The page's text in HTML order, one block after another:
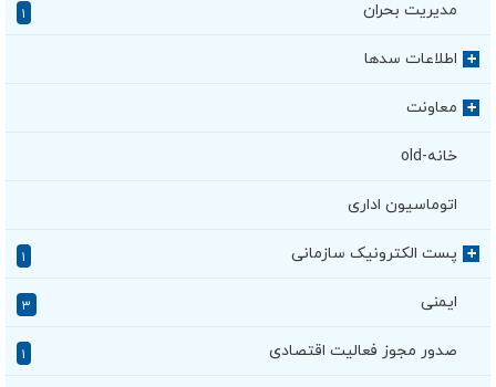
مدیریت بحران
+ اطلاعات سدها
+ معاونت
خانه-old
اتوماسیون اداری
+ پست الکترونیک سازمانی
ایمنی ۳
صدور مجوز فعالیت اقتصادی